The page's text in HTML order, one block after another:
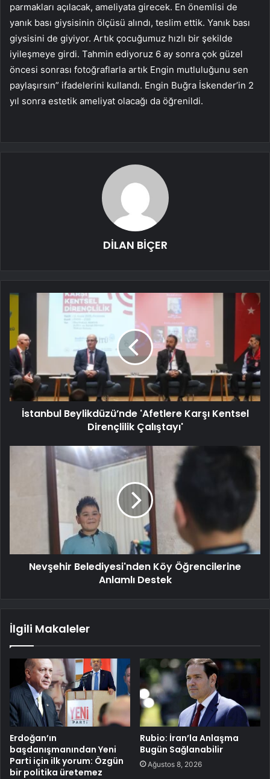
parmakları açılacak, ameliyata girecek. En önemlisi de
yanık bası giysisinin ölçüsü alındı, teslim ettik. Yanık bası
giysisini de giyiyor. Artık çocuğumuz hızlı bir şekilde
iyileşmeye girdi. Tahmin ediyoruz 6 ay sonra çok güzel
öncesi sonrası fotoğraflarla artık Engin mutluluğunu sen
paylaşırsın” ifadelerini kullandı. Engin Buğra İskender’in 2
yıl sonra estetik ameliyat olacağı da öğrenildi.
DİLAN BİÇER
İstanbul Beylikdüzü’nde 'Afetlere Karşı Kentsel
Dirençlilik Çalıştayı'
Nevşehir Belediyesi'nden Köy Öğrencilerine
Anlamlı Destek
İlgili Makaleler
Erdoğan’ın
başdanışmanından Yeni
Parti için ilk yorum: Özgün
bir politika üretemez
Rubio: İran’la Anlaşma
Bugün Sağlanabilir
Ağustos 8, 2026